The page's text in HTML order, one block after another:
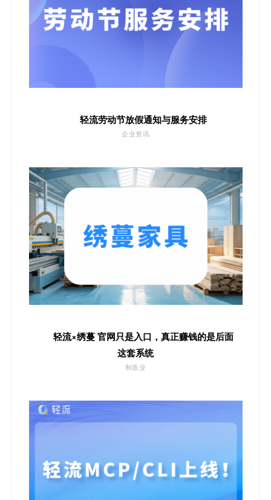
轻流劳动节放假通知与服务安排
企业资讯
轻流×绣蔓 官网只是入口，真正赚钱的是后面
这套系统
制造业